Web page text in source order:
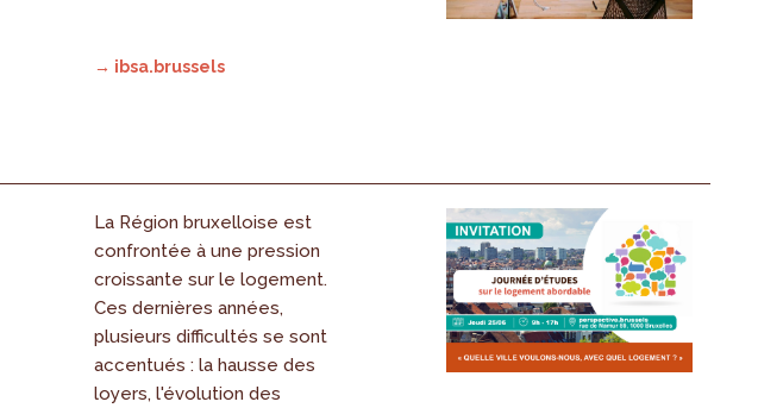
→ ibsa.brussels
La Région bruxelloise est
confrontée à une pression
croissante sur le logement.
Ces dernières années,
plusieurs difficultés se sont
accentués : la hausse des
loyers, l'évolution des